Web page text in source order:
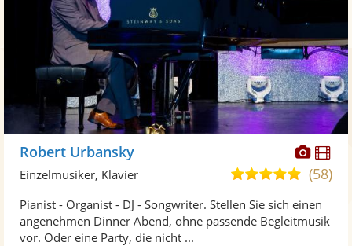
Fotos
Robert Urbansky
4,9
5
(58)
Einzelmusiker, Klavier
Pianist - Organist - DJ - Songwriter. Stellen Sie sich einen
angenehmen Dinner Abend, ohne passende Begleitmusik
vor. Oder eine Party, die nicht ...